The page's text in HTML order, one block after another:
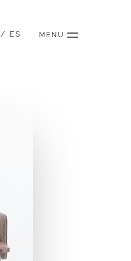
/ ES MENU